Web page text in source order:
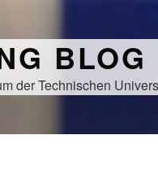
BLOG
der Technischen